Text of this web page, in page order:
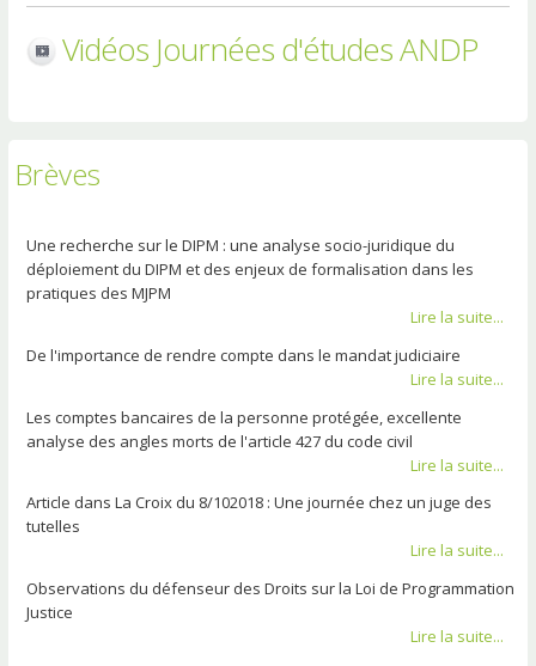
Vidéos Journées d'études ANDP
Brèves
Une recherche sur le DIPM : une analyse socio-juridique du
déploiement du DIPM et des enjeux de formalisation dans les
pratiques des MJPM
Lire la suite...
De l'importance de rendre compte dans le mandat judiciaire
Lire la suite...
Les comptes bancaires de la personne protégée, excellente
analyse des angles morts de l'article 427 du code civil
Lire la suite...
Article dans La Croix du 8/102018 : Une journée chez un juge des
tutelles
Lire la suite...
Observations du défenseur des Droits sur la Loi de Programmation
Justice
Lire la suite...